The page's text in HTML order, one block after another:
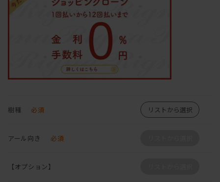
樹種 必須 リストから選択
アール向き 必須
【オプション】